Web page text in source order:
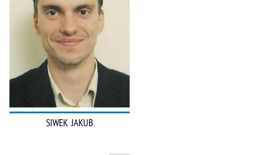
SIWEK JAKUB